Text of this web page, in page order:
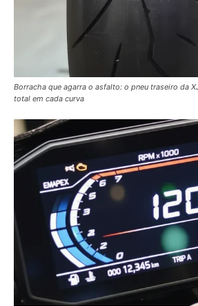
Borracha que agarra o asfalto: o pneu traseiro da
total em cada curva